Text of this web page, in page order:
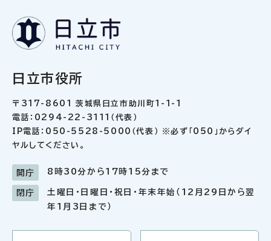
日立市役所
〒317-8601 茨城県日立市助川町1-1-1
電話：0294-22-3111（代表）
IP電話：050-5528-5000（代表） ※必ず「050」からダイ
ヤルしてください。
開庁 8時30分から17時15分まで
閉庁
土曜日・日曜日・祝日・年末年始（12月29日から翌
年1月3日まで）